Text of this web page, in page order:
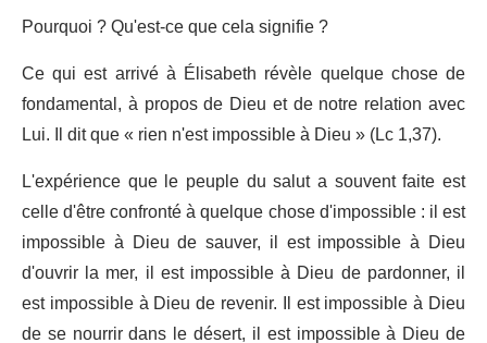
Pourquoi ? Qu'est-ce que cela signifie ?
Ce qui est arrivé à Élisabeth révèle quelque chose de
fondamental, à propos de Dieu et de notre relation avec
Lui. Il dit que « rien n'est impossible à Dieu » (Lc 1,37).
L'expérience que le peuple du salut a souvent faite est
celle d'être confronté à quelque chose d'impossible : il est
impossible à Dieu de sauver, il est impossible à Dieu
d'ouvrir la mer, il est impossible à Dieu de pardonner, il
est impossible à Dieu de revenir. Il est impossible à Dieu
de se nourrir dans le désert, il est impossible à Dieu de